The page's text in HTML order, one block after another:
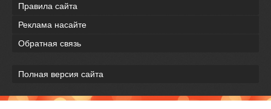
Правила сайта
Реклама насайте
Обратная связь
Полная версия сайта